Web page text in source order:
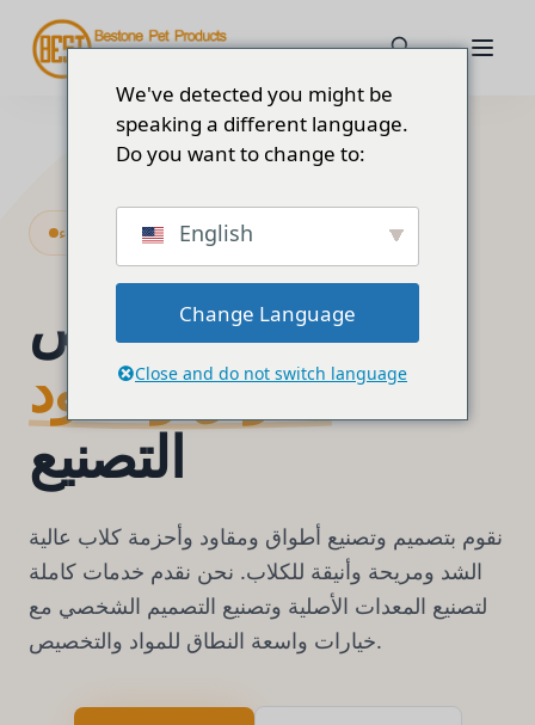
ملابس الكلاب الممتازة القابلة للارتداء
مخصص
أطواق ومقاود
التصنيع
نقوم بتصميم وتصنيع أطواق ومقاود وأحزمة كلاب عالية
الشد ومريحة وأنيقة للكلاب. نحن نقدم خدمات كاملة
لتصنيع المعدات الأصلية وتصنيع التصميم الشخصي مع
خيارات واسعة النطاق للمواد والتخصيص.
We've detected you might be
speaking a different language.
Do you want to change to:
English
Change Language
Close and do not switch language